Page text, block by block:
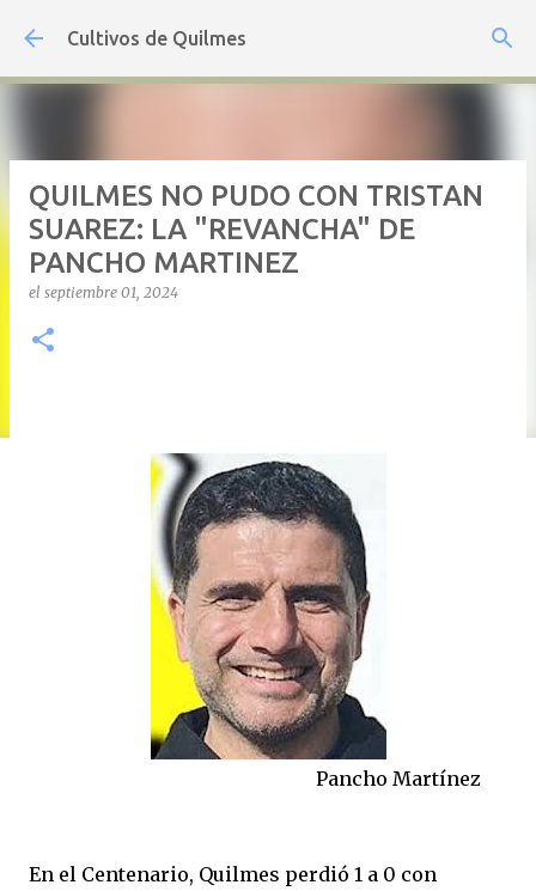
Ir al contenido principal
Cultivos de Quilmes
QUILMES NO PUDO CON TRISTAN
SUAREZ: LA "REVANCHA" DE
PANCHO MARTINEZ
el septiembre 01, 2024
Pancho Martínez
En el Centenario, Quilmes perdió 1 a 0 con